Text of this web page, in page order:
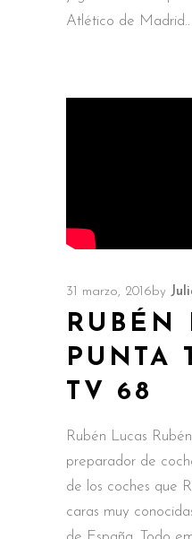
Atlético de Madrid
31 marzo, 2016 by
RUBÉN
PUNTA
TV 68
Rubén Lucas
preparador de
de los coches que
caras muy